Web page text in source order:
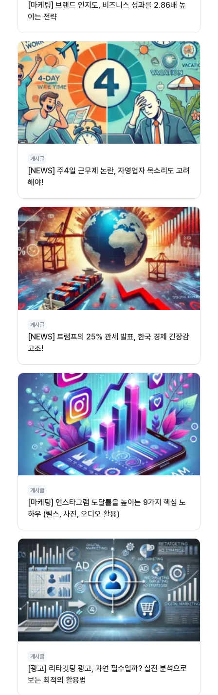
[마케팅] 브랜드 인지도, 비즈니스 성과를 2.86배 높
이는 전략
게시글
[NEWS] 주4일 근무제 논란, 자영업자 목소리도 고려
해야!
게시글
[NEWS] 트럼프의 25% 관세 발표, 한국 경제 긴장감
고조!
게시글
[마케팅] 인스타그램 도달률을 높이는 9가지 핵심 노
하우 (릴스, 사진, 오디오 활용)
게시글
[광고] 리타깃팅 광고, 과연 필수일까? 실전 분석으로
보는 최적의 활용법